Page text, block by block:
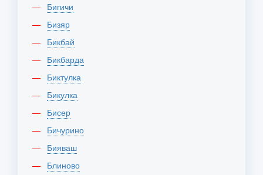
Бигичи
Бизяр
Бикбай
Бикбарда
Биктулка
Бикулка
Бисер
Бичурино
Бияваш
Блиново